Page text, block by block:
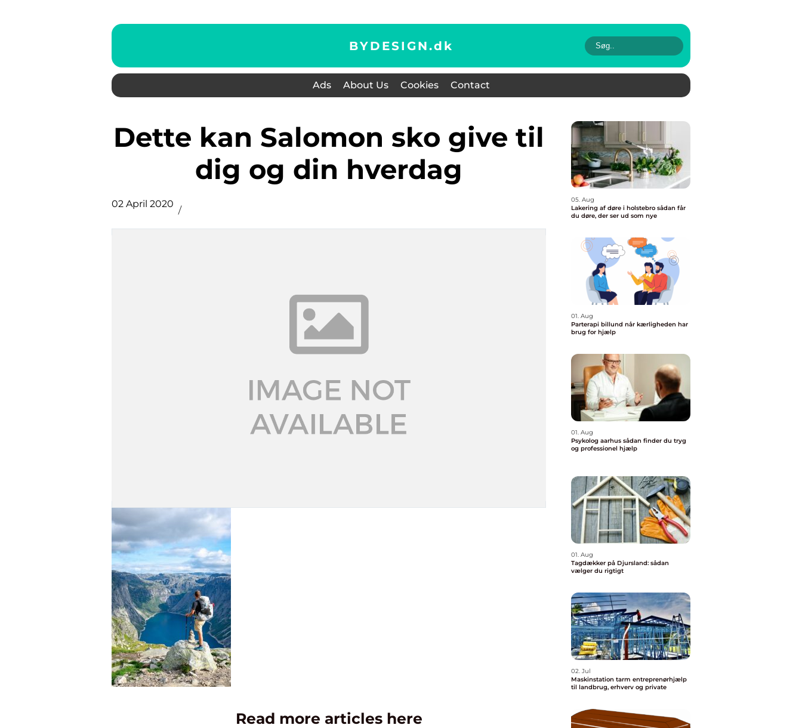
BYDESIGN.dk
Ads About Us Cookies Contact
Dette kan Salomon sko give til
dig og din hverdag
02 April 2020
Read more articles here
05. Aug
Lakering af døre i holstebro sådan får
du døre, der ser ud som nye
01. Aug
Parterapi billund når kærligheden har
brug for hjælp
01. Aug
Psykolog aarhus sådan finder du tryg
og professionel hjælp
01. Aug
Tagdækker på Djursland: sådan
vælger du rigtigt
02. Jul
Maskinstation tarm entreprenørhjælp
til landbrug, erhverv og private